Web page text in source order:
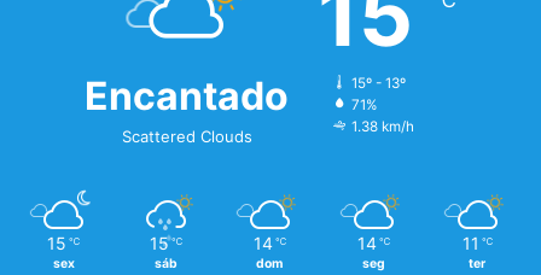
Encantado
Scattered Clouds
15º - 13º
71%
1.38 km/h
15 ℃
sex
15 ℃
sáb
14 ℃
dom
14 ℃
seg
11 ℃
ter